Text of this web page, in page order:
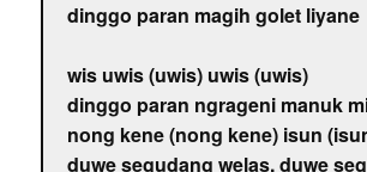
dinggo paran magih golet liyane
wis uwis (uwis) uwis (uwis)
dinggo paran ngrageni manuk
nong kene (nong kene) isun
duwe segudang welas, duwe